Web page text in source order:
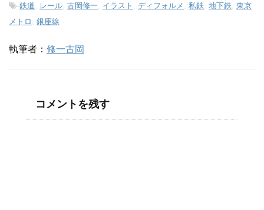
-鉄道 レール 古岡修一 イラスト ディフォルメ 私鉄 地下鉄 東京
メトロ
銀座線
執筆者： 修一古岡
コメントを残す